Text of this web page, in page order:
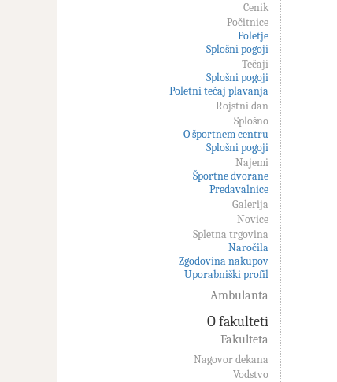
Cenik
Počitnice
Poletje
Splošni pogoji
Tečaji
Splošni pogoji
Poletni tečaj plavanja
Rojstni dan
Splošno
O športnem centru
Splošni pogoji
Najemi
Športne dvorane
Predavalnice
Galerija
Novice
Spletna trgovina
Naročila
Zgodovina nakupov
Uporabniški profil
Ambulanta
O fakulteti
Fakulteta
Nagovor dekana
Vodstvo